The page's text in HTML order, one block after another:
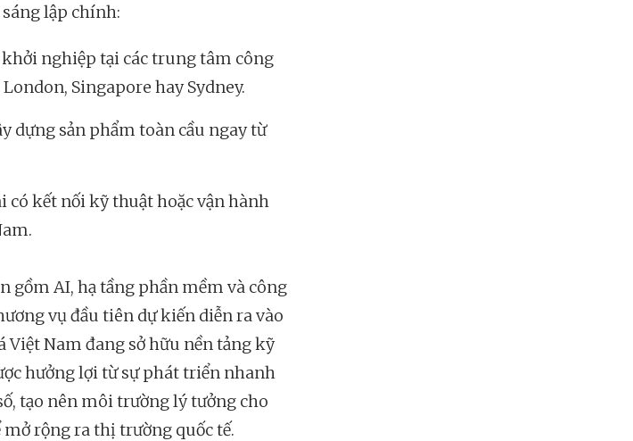
lập chính:
nghiệp tại các trung tâm công
Singapore hay Sydney.
dựng sản phẩm toàn cầu ngay từ
có kết nối kỹ thuật hoặc vận hành
gồm AI, hạ tầng phần mềm và công
vụ đầu tiên dự kiến diễn ra vào
Việt Nam đang sở hữu nền tảng kỹ
hưởng lợi từ sự phát triển nhanh
tạo nên môi trường lý tưởng cho
mở rộng ra thị trường quốc tế.